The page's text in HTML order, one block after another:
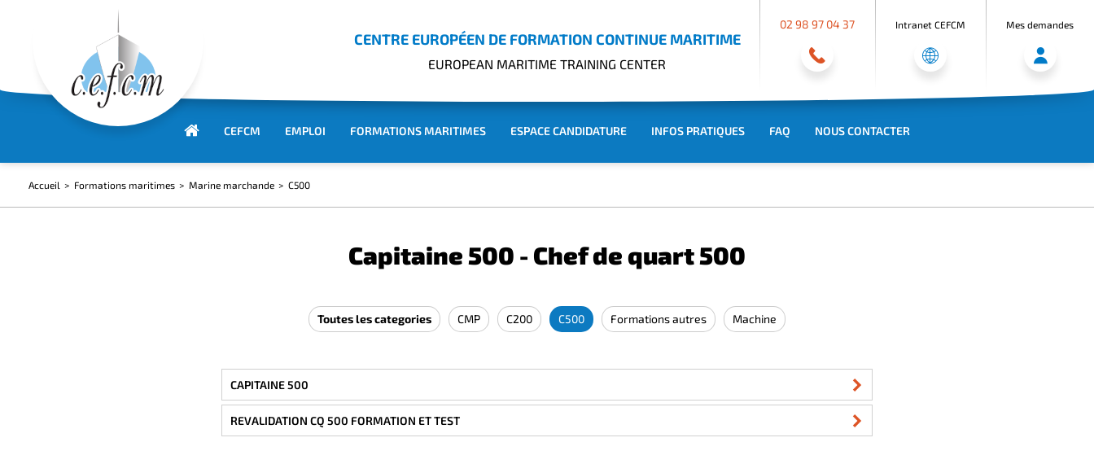
CENTRE EUROPÉEN DE FORMATION CONTINUE MARITIME
EUROPEAN MARITIME TRAINING CENTER
02 98 97 04 37 Intranet CEFCM Mes demandes
CEFCM EMPLOI FORMATIONS MARITIMES ESPACE CANDIDATURE INFOS PRATIQUES FAQ NOUS CONTACTER
Accueil Formations maritimes Marine marchande C500
Capitaine 500 - Chef de quart 500
Toutes les categories CMP C200 C500 Formations autres Machine
CAPITAINE 500
REVALIDATION CQ 500 FORMATION ET TEST